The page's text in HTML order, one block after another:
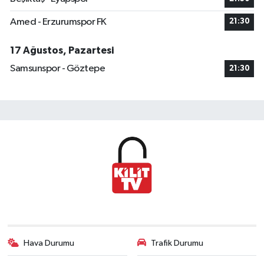
Amed - Erzurumspor FK 21:30
17 Ağustos, Pazartesi
Samsunspor - Göztepe
21:30
Hava Durumu Trafik Durumu